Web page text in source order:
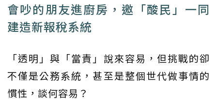
會吵的朋友進廚房，邀「酸民」一同
建造新報稅系統
「透明」與「當責」說來容易，但挑戰的卻
不僅是公務系統，甚至是整個世代做事情的
慣性，談何容易？